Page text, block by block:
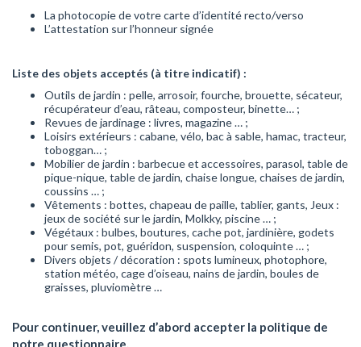
La photocopie de votre carte d’identité recto/verso
L’attestation sur l’honneur signée
Liste des objets acceptés (à titre indicatif) :
Outils de jardin : pelle, arrosoir, fourche, brouette, sécateur,
récupérateur d’eau, râteau, composteur, binette… ;
Revues de jardinage : livres, magazine … ;
Loisirs extérieurs : cabane, vélo, bac à sable, hamac, tracteur,
toboggan… ;
Mobilier de jardin : barbecue et accessoires, parasol, table de
pique-nique, table de jardin, chaise longue, chaises de jardin,
coussins … ;
Vêtements : bottes, chapeau de paille, tablier, gants, Jeux :
jeux de société sur le jardin, Molkky, piscine … ;
Végétaux : bulbes, boutures, cache pot, jardinière, godets
pour semis, pot, guéridon, suspension, coloquinte … ;
Divers objets / décoration : spots lumineux, photophore,
station météo, cage d’oiseau, nains de jardin, boules de
graisses, pluviomètre …
Pour continuer, veuillez d’abord accepter la politique de
notre questionnaire.